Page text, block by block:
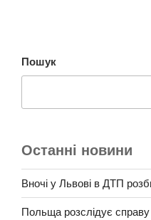
Пошук
Останні новини
Вночі у Львові в ДТП
Польща розслідує